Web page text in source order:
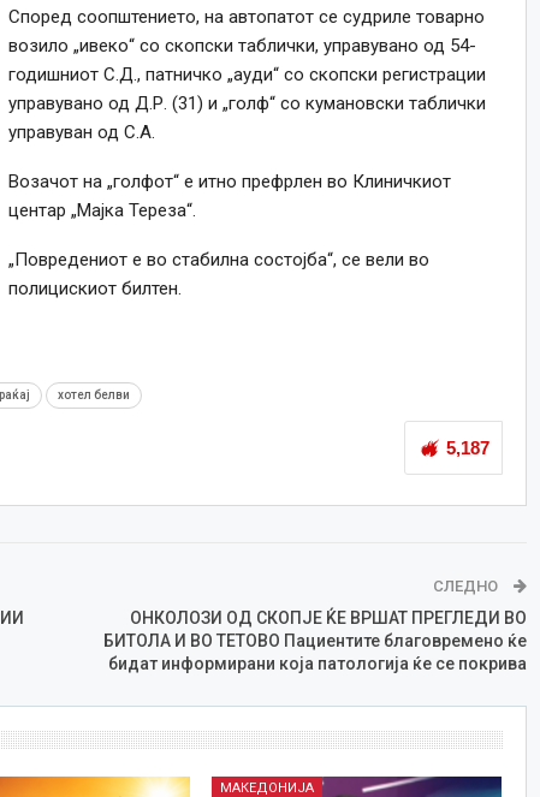
Според соопштението, на автопатот се судриле товарно
возило „ивеко“ со скопски таблички, управувано од 54-
годишниот С.Д., патничко „ауди“ со скопски регистрации
управувано од Д.Р. (31) и „голф“ со кумановски таблички
управуван од С.А.
Возачот на „голфот“ е итно префрлен во Клиничкиот
центар „Мајка Тереза“.
„Повредениот е во стабилна состојба“, се вели во
полицискиот билтен.
хотел белви
5,187
СЛЕДНО
ОНКОЛОЗИ ОД СКОПЈЕ ЌЕ ВРШАТ ПРЕГЛЕДИ ВО
БИТОЛА И ВО ТЕТОВО Пациентите благовремено ќе
бидат информирани која патологија ќе се покрива
МАКЕДОНИЈА